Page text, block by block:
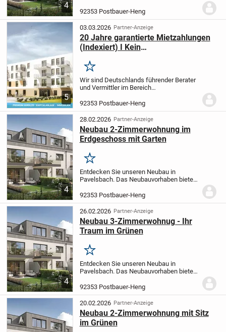
4
sondern auch nachhaltige und
zukunftsorientierte Technologien. Durch
diese Bauweise profitieren...
92353 Postbauer-Heng
5
03.03.2026 Partner-Anzeige
20 Jahre garantierte Mietzahlungen
(Indexiert) I Kein
Merken
Wir sind Deutschlands führender Berater
und Vermittler im Bereich
bieten privaten Investoren somit die
sicherste und passivste Anlageform.Ihre
Vorteile auf...
92353 Postbauer-Heng
4
28.02.2026 Partner-Anzeige
Neubau 2-Zimmerwohnung im
Erdgeschoss mit Garten
Merken
Entdecken Sie unseren Neubau in
Pavelsbach. Das Neubauvorhaben bietet
sondern auch nachhaltige und
zukunftsorientierte Technologien. Durch
diese Bauweise profitieren...
92353 Postbauer-Heng
4
26.02.2026 Partner-Anzeige
Neubau 3-Zimmerwohnug - Ihr
Traum im Grünen
Merken
Entdecken Sie unseren Neubau in
Pavelsbach. Das Neubauvorhaben bietet
sondern auch nachhaltige und
zukunftsorientierte Technologien. Durch
diese Bauweise profitieren...
92353 Postbauer-Heng
20.02.2026 Partner-Anzeige
Neubau 2-Zimmerwohnung mit Sitz
im Grünen